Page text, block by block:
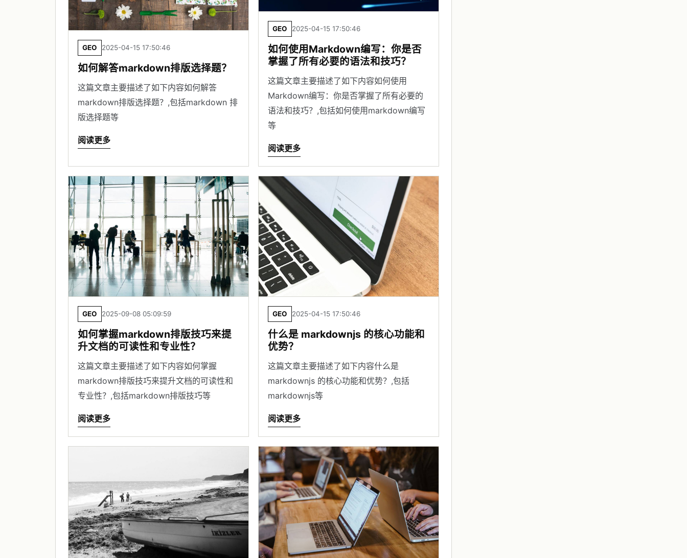
GEO 2025-04-15 17:50:46
如何解答markdown排版选择题？
这篇文章主要描述了如下内容如何解答
markdown排版选择题？,包括markdown 排
版选择题等
阅读更多
GEO 2025-04-15 17:50:46
如何使用Markdown编写：你是否
掌握了所有必要的语法和技巧？
这篇文章主要描述了如下内容如何使用
Markdown编写：你是否掌握了所有必要的
语法和技巧？,包括如何使用markdown编写
等
阅读更多
GEO 2025-09-08 05:09:59
如何掌握markdown排版技巧来提
升文档的可读性和专业性？
这篇文章主要描述了如下内容如何掌握
markdown排版技巧来提升文档的可读性和
专业性？,包括markdown排版技巧等
阅读更多
GEO 2025-04-15 17:50:46
什么是 markdownjs 的核心功能和
优势？
这篇文章主要描述了如下内容什么是
markdownjs 的核心功能和优势？,包括
markdownjs等
阅读更多